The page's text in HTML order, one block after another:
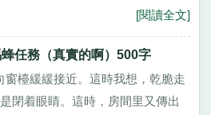
[閱讀全文]
任務（真實的啊）500字
窗檯緩緩接近。這時我想，乾脆走
閉着眼睛。這時，房間里又傳出